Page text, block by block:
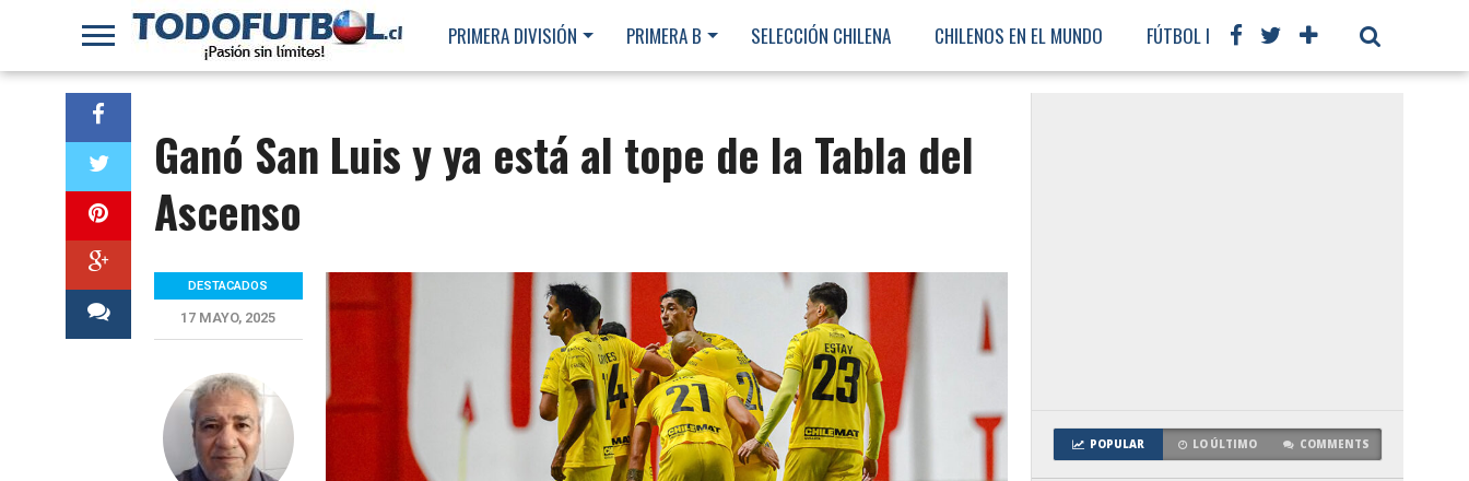
PRIMERA DIVISIÓN PRIMERA B SELECCIÓN CHILENA CHILENOS EN EL MUNDO FÚTBOL INTERNACIONAL
Ganó San Luis y ya está al tope de la Tabla del
Ascenso
DESTACADOS
17 MAYO, 2025
POPULAR LO ÚLTIMO COMMENTS